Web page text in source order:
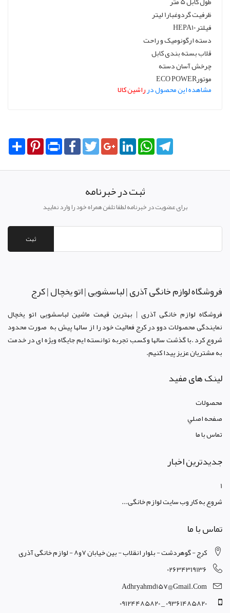
ظرفیت گردوغبار1 لیتر
فیلتر HEPA10
دسته ارگونومیک و راحت
قلاب بسته بندی کابل
چرخش آسان دسته
موتورECO POWER
مشاهده این محصول درراشین کالا
Share PinterestPrint FacebookTwitterGoogle+LinkedInWhatsApp
ثبت در خبرنامه
برای عضویت در خبرنامه لطفا تلفن همراه خود را وارد نمایید
ثبت
فروشگاه لوازم خانگی آذری | لباسشویی | اتو یخچال | کرج
فروشگاه لوازم خانگی آذری | بهترین قیمت ماشین لباسشویی اتو یخچال
نمایندگی محصولات دوو در کرجفعالیت خود را از سالها پیش به صورت محدود
شروع کرد .با گذشت سالها و کسب تجربه توانسته ایم جایگاه ویژه ای در خدمت
به مشتریان عزیز پیدا کنیم.
لینک های مفید
محصولات
صفحه اصلي
تماس با ما
جدیدترین اخبار
1
شروع به کار وب سایت لوازم خانگی...
تماس با ما
کرج - گوهردشت - بلوار انقلاب - بین خیابان 7و8 - لوازم خانگی آذری
02634319136
Adhryahmd157@gmail.com
09361485820 _ 09124485820